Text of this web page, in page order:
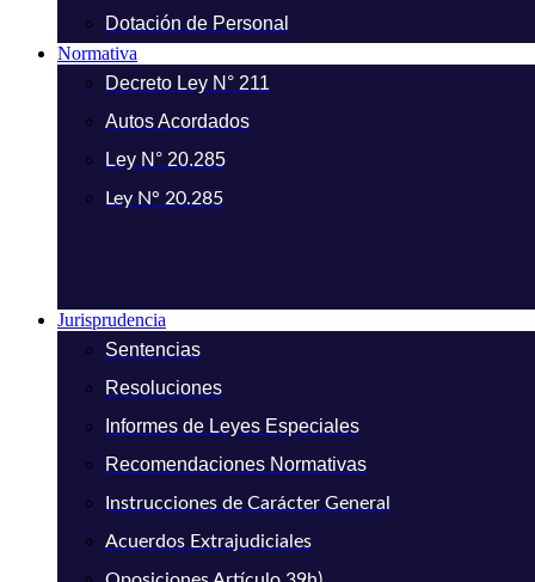
Dotación de Personal
Normativa
Decreto Ley N° 211
Autos Acordados
Ley N° 20.285
Ley N° 20.285
Jurisprudencia
Sentencias
Resoluciones
Informes de Leyes Especiales
Recomendaciones Normativas
Instrucciones de Carácter General
Acuerdos Extrajudiciales